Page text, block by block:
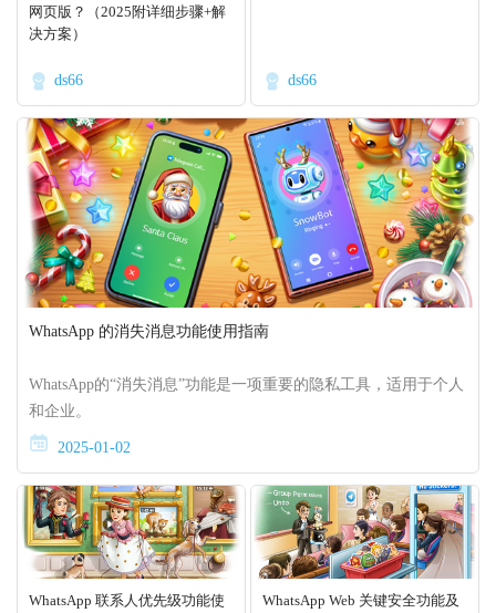
网页版？（2025附详细步骤+解
决方案）
ds66 ds66
WhatsApp 的消失消息功能使用指南
WhatsApp的“消失消息”功能是一项重要的隐私工具，适用于个人
和企业。
2025-01-02
WhatsApp 联系人优先级功能使
WhatsApp Web 关键安全功能及